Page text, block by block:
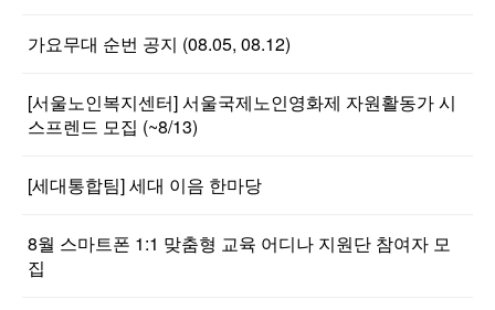
가요무대 순번 공지 (08.05, 08.12)
[서울노인복지센터] 서울국제노인영화제 자원활동가 시
스프렌드 모집 (~8/13)
[세대통합팀] 세대 이음 한마당
8월 스마트폰 1:1 맞춤형 교육 어디나 지원단 참여자 모
집